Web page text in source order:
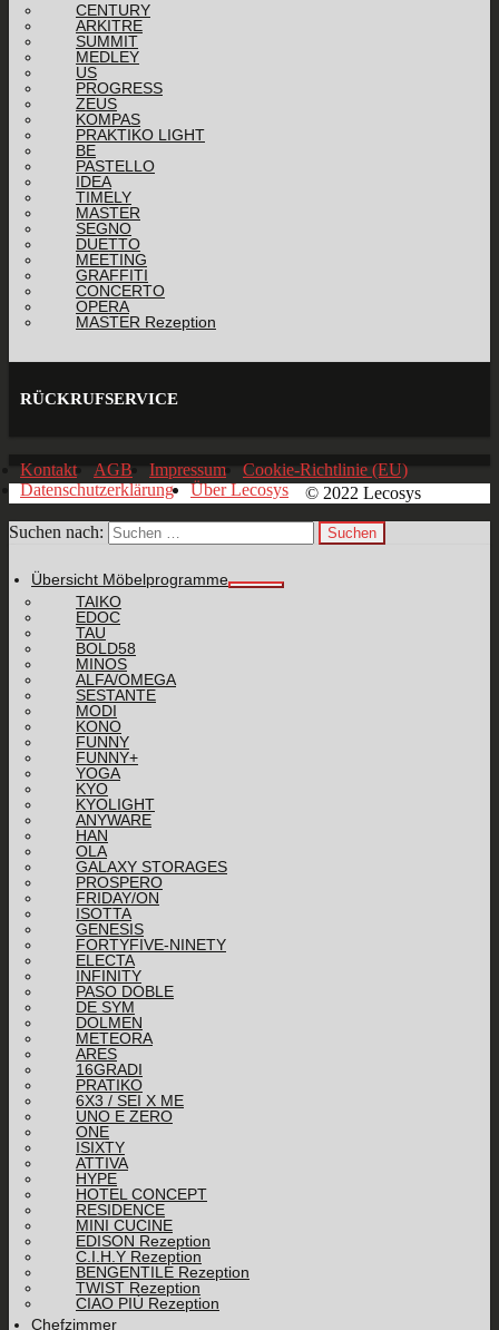
CENTURY
ARKITRE
SUMMIT
MEDLEY
US
PROGRESS
ZEUS
KOMPAS
PRAKTIKO LIGHT
BE
PASTELLO
IDEA
TIMELY
MASTER
SEGNO
DUETTO
MEETING
GRAFFITI
CONCERTO
OPERA
MASTER Rezeption
RÜCKRUFSERVICE
Kontakt AGB Impressum
Cookie-Richtlinie (EU)
Datenschutzerklärung
Über Lecosys © 2022 Lecosys
Suchen nach:
Übersicht Möbelprogramme
TAIKO
EDOC
TAU
BOLD58
MINOS
ALFA/OMEGA
SESTANTE
MODI
KONO
FUNNY
FUNNY+
YOGA
KYO
KYOLIGHT
ANYWARE
HAN
OLA
GALAXY STORAGES
PROSPERO
FRIDAY/ON
ISOTTA
GENESIS
FORTYFIVE-NINETY
ELECTA
INFINITY
PASO DOBLE
DE SYM
DOLMEN
METEORA
ARES
16GRADI
PRATIKO
6X3 / SEI X ME
UNO E ZERO
ONE
ISIXTY
ATTIVA
HYPE
HOTEL CONCEPT
RESIDENCE
MINI CUCINE
EDISON Rezeption
C.I.H.Y Rezeption
BENGENTILE Rezeption
TWIST Rezeption
CIAO PIÙ Rezeption
Chefzimmer